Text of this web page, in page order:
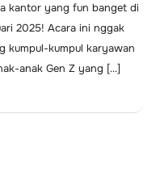
kantor yang fun banget di
2025! Acara ini nggak
kumpul-kumpul karyawan
anak Gen Z yang […]